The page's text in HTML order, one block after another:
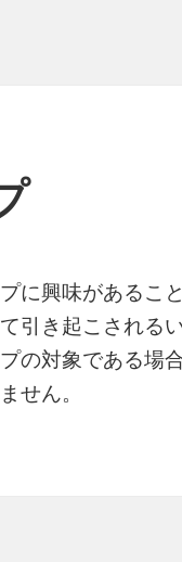
に興味があるこ
引き起こされる
の対象である場
せん。